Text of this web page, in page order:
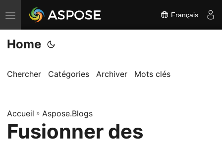
B
a
s
u
r
l
Français
Home
Chercher Catégories Archiver Mots clés
Accueil » Aspose.Blogs
Fusionner des